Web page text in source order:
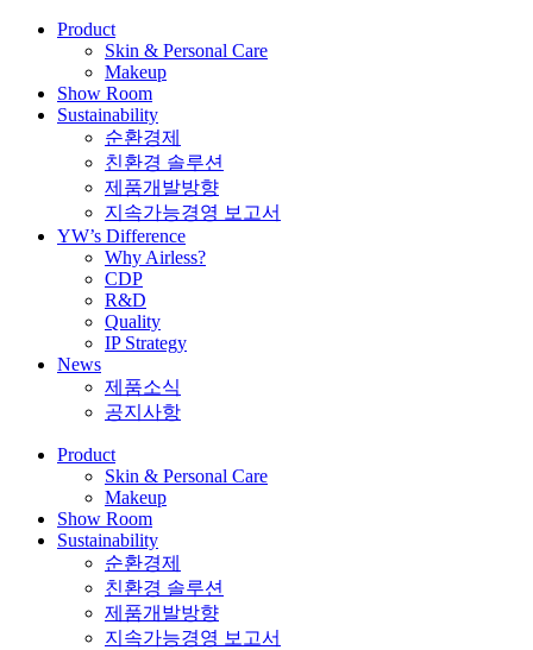
Product
Skin & Personal Care
Makeup
Show Room
Sustainability
순환경제
친환경 솔루션
제품개발방향
지속가능경영 보고서
YW’s Difference
Why Airless?
CDP
R&D
Quality
IP Strategy
News
제품소식
공지사항
Product
Skin & Personal Care
Makeup
Show Room
Sustainability
순환경제
친환경 솔루션
제품개발방향
지속가능경영 보고서